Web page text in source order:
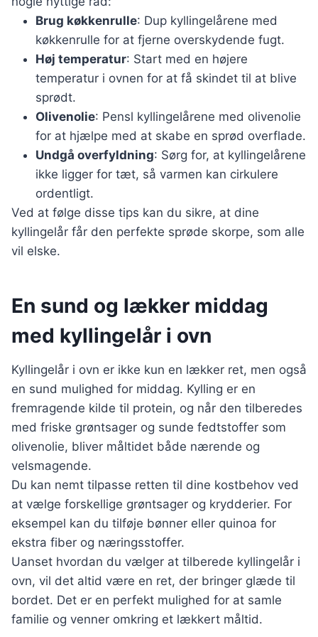
Brug køkkenrulle: Dup kyllingelårene med
køkkenrulle for at fjerne overskydende fugt.
Høj temperatur: Start med en højere
temperatur i ovnen for at få skindet til at blive
sprødt.
Olivenolie: Pensl kyllingelårene med olivenolie
for at hjælpe med at skabe en sprød overflade.
Undgå overfyldning: Sørg for, at kyllingelårene
ikke ligger for tæt, så varmen kan cirkulere
ordentligt.
Ved at følge disse tips kan du sikre, at dine
kyllingelår får den perfekte sprøde skorpe, som alle
vil elske.
En sund og lækker middag
med kyllingelår i ovn
Kyllingelår i ovn er ikke kun en lækker ret, men også
en sund mulighed for middag. Kylling er en
fremragende kilde til protein, og når den tilberedes
med friske grøntsager og sunde fedtstoffer som
olivenolie, bliver måltidet både nærende og
velsmagende.
Du kan nemt tilpasse retten til dine kostbehov ved
at vælge forskellige grøntsager og krydderier. For
eksempel kan du tilføje bønner eller quinoa for
ekstra fiber og næringsstoffer.
Uanset hvordan du vælger at tilberede kyllingelår i
ovn, vil det altid være en ret, der bringer glæde til
bordet. Det er en perfekt mulighed for at samle
familie og venner omkring et lækkert måltid.